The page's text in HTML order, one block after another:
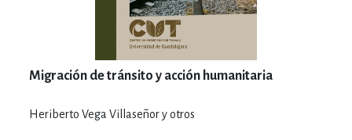
Migración de tránsito y acción humanitaria
Heriberto Vega Villaseñor y otros